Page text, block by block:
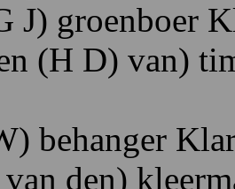
J) groenboer K
(H D) van)
behanger K
van den)